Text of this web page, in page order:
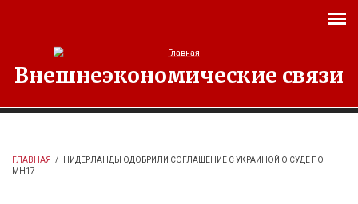
Внешнеэкономические связи
ГЛАВНАЯ /
НИДЕРЛАНДЫ ОДОБРИЛИ СОГЛАШЕНИЕ С УКРАИНОЙ О СУДЕ ПО
МН17